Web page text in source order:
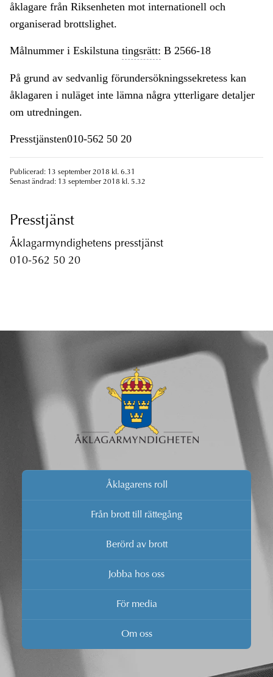
åklagare från Riksenheten mot internationell och
organiserad brottslighet.
Målnummer i Eskilstuna tingsrätt: B 2566-18
På grund av sedvanlig förundersökningssekretess kan
åklagaren i nuläget inte lämna några ytterligare detaljer
om utredningen.
Presstjänsten010-562 50 20
Publicerad: 13 september 2018 kl. 6.31
Senast ändrad: 13 september 2018 kl. 5.32
Presstjänst
Åklagarmyndighetens presstjänst
010-562 50 20
Åklagarens roll
Från brott till rättegång
Berörd av brott
Jobba hos oss
För media
Om oss